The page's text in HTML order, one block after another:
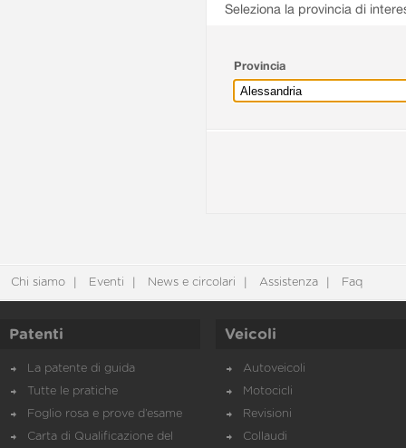
Seleziona la provincia di
Provincia
Chi siamo Eventi News e circolari Assistenza Faq
Patenti
La patente di guida
Tutte le pratiche
Foglio rosa e prove d’esame
Carta di Qualificazione del
Veicoli
Autoveicoli
Motocicli
Revisioni
Collaudi